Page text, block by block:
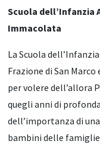
Scuola dell’Infanzia
Immacolata
La Scuola
Frazione di San
per volere dell’allora
quegli anni di
dell’importanza di
bambini delle